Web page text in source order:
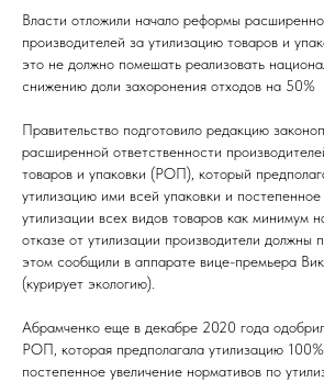
Власти отложили начало реформы
производителей за утилизацию товаров и
это не должно помешать реализовать
снижению доли захоронения отходов на 50%
Правительство подготовило редакцию
расширенной ответственности
товаров и упаковки (РОП), который
утилизацию ими всей упаковки и
утилизации всех видов товаров как минимум
отказе от утилизации производители должны
этом сообщили в аппарате вице-премьера
(курирует экологию).
Абрамченко еще в декабре 2020 года
РОП, которая предполагала утилизацию
постепенное увеличение нормативов по